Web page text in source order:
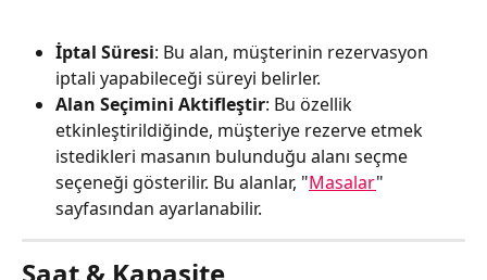
İptal Süresi: Bu alan, müşterinin rezervasyon
iptali yapabileceği süreyi belirler.
Alan Seçimini Aktifleştir: Bu özellik
etkinleştirildiğinde, müşteriye rezerve etmek
istedikleri masanın bulunduğu alanı seçme
seçeneği gösterilir. Bu alanlar, "Masalar"
sayfasından ayarlanabilir.